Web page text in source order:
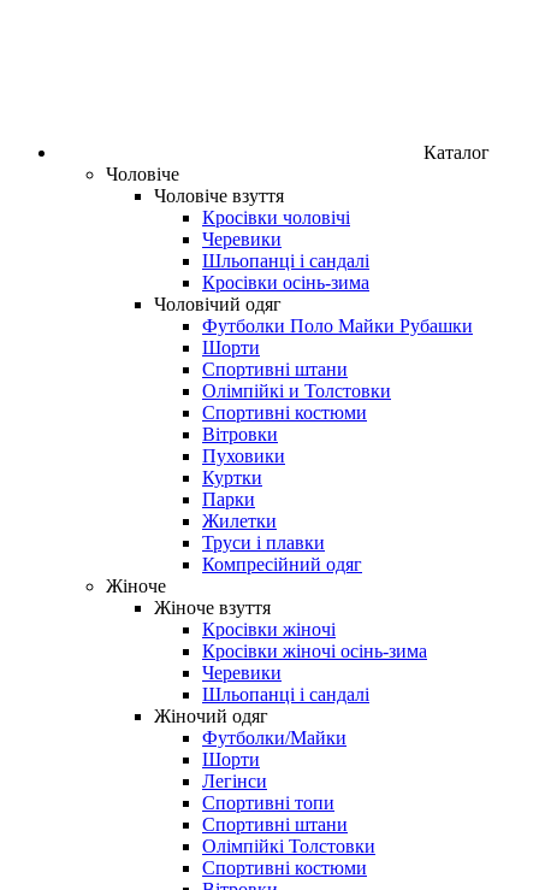
Каталог
Чоловіче
Чоловіче взуття
Кросівки чоловічі
Черевики
Шльопанці і сандалі
Кросівки осінь-зима
Чоловічий одяг
Футболки Поло Майки Рубашки
Шорти
Спортивні штани
Олімпійкі и Толстовки
Спортивні костюми
Вітровки
Пуховики
Куртки
Парки
Жилетки
Труси і плавки
Компресійний одяг
Жіноче
Жіноче взуття
Кросівки жіночі
Кросівки жіночі осінь-зима
Черевики
Шльопанці і сандалі
Жіночий одяг
Футболки/Майки
Шорти
Легінси
Спортивні топи
Спортивні штани
Олімпійкі Толстовки
Спортивні костюми